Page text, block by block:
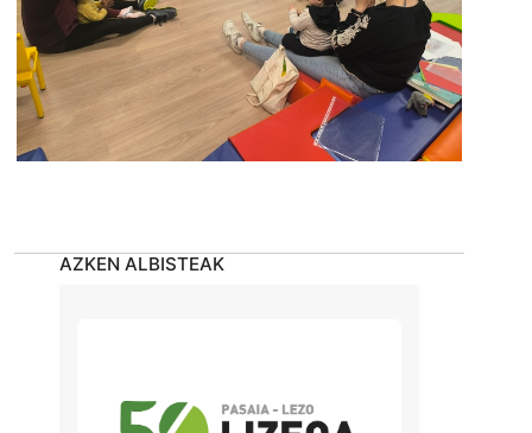
AZKEN ALBISTEAK